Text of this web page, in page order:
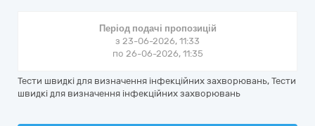
Період подачі пропозицій
з 23-06-2026, 11:33
по 26-06-2026, 11:35
Тести швидкі для визначення інфекційних захворювань, Тести
швидкі для визначення інфекційних захворювань